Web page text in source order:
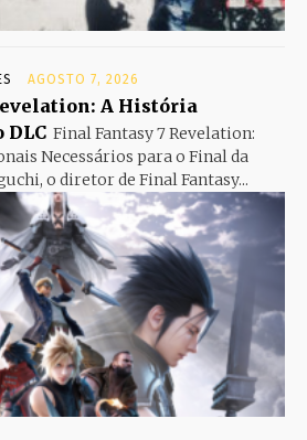
AGOSTO 7, 2026
A História
DLC Final Fantasy 7 Revelation:
Necessários para o Final da
o diretor de Final Fantasy...